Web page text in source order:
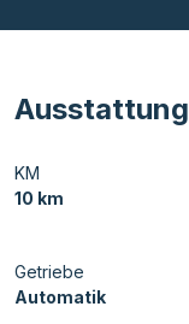
KM
10 km
Getriebe
Automatik